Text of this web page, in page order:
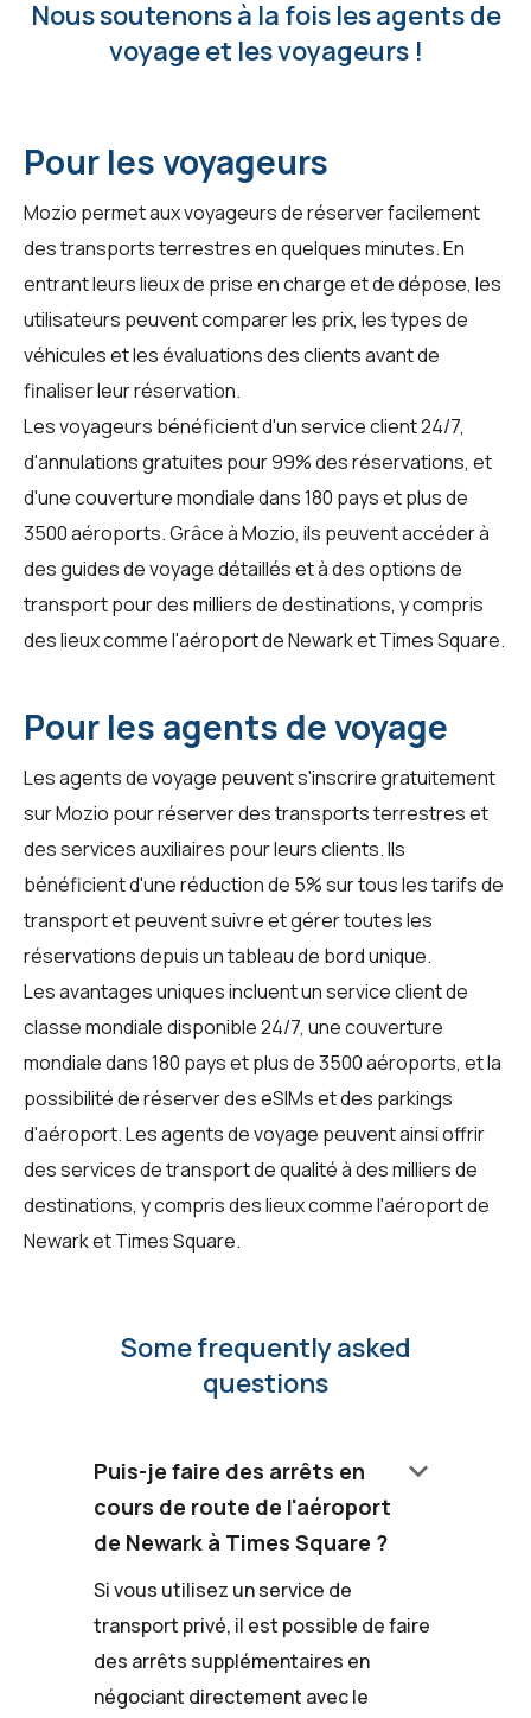
Nous soutenons à la fois les agents de
voyage et les voyageurs !
Pour les voyageurs
Mozio permet aux voyageurs de réserver facilement
des transports terrestres en quelques minutes. En
entrant leurs lieux de prise en charge et de dépose, les
utilisateurs peuvent comparer les prix, les types de
véhicules et les évaluations des clients avant de
finaliser leur réservation.
Les voyageurs bénéficient d'un service client 24/7,
d'annulations gratuites pour 99% des réservations, et
d'une couverture mondiale dans 180 pays et plus de
3500 aéroports. Grâce àMozio, ils peuvent accéder à
des guides de voyage détaillés et à des options de
transport pour des milliers de destinations, y compris
des lieux comme l'aéroport de Newark et Times Square.
Pour les agents de voyage
Les agents de voyage peuvent s'inscrire gratuitement
surMozio pour réserver des transports terrestres et
des services auxiliaires pour leurs clients. Ils
bénéficient d'une réduction de 5% sur tous les tarifs de
transport et peuvent suivre et gérer toutes les
réservations depuis un tableau de bord unique.
Les avantages uniques incluent un service client de
classe mondiale disponible 24/7, une couverture
mondiale dans 180 pays et plus de 3500 aéroports, et la
possibilité de réserver des eSIMs et des parkings
d'aéroport. Les agents de voyage peuvent ainsi offrir
des services de transport de qualité à des milliers de
destinations, y compris des lieux comme l'aéroport de
Newark et Times Square.
Some frequently asked
questions
Puis-je faire des arrêts en
cours de route de l'aéroport
de Newark à Times Square ?
keyboard_arrow_down
Si vous utilisez un service de
transport privé, il est possible de faire
des arrêts supplémentaires en
négociant directement avec le